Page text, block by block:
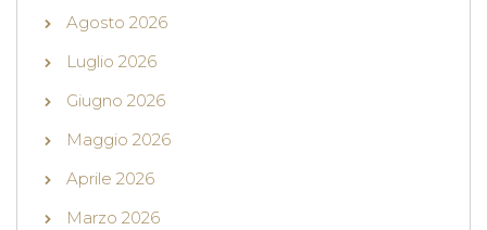
Agosto 2026
Luglio 2026
Giugno 2026
Maggio 2026
Aprile 2026
Marzo 2026